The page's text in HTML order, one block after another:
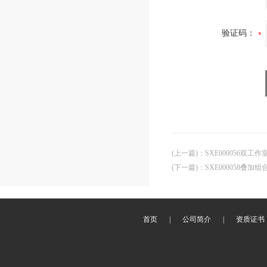
验证码：
(上一篇) ： SXE000056双工作
(下一篇) ： SXE000058叠加组
首页 公司简介 资质证书